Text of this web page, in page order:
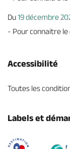
Du19 décembre
- Pour connaitre
Accessibilité
Toutes les
Labels et